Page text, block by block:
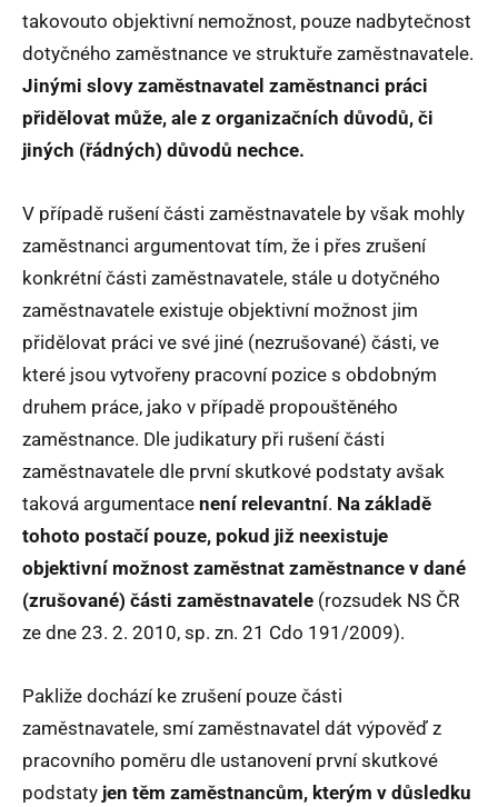
takovouto objektivní nemožnost, pouze nadbytečnost
dotyčného zaměstnance ve struktuře zaměstnavatele.
Jinými slovy zaměstnavatel zaměstnanci práci
přidělovat může, ale z organizačních důvodů, či
jiných (řádných) důvodů nechce.
V případě rušení části zaměstnavatele by však mohly
zaměstnanci argumentovat tím, že i přes zrušení
konkrétní části zaměstnavatele, stále u dotyčného
zaměstnavatele existuje objektivní možnost jim
přidělovat práci ve své jiné (nezrušované) části, ve
které jsou vytvořeny pracovní pozice s obdobným
druhem práce, jako v případě propouštěného
zaměstnance. Dle judikatury při rušení části
zaměstnavatele dle první skutkové podstaty avšak
taková argumentace není relevantní. Na základě
tohoto postačí pouze, pokud již neexistuje
objektivní možnost zaměstnat zaměstnance v dané
(zrušované) části zaměstnavatele (rozsudek NS ČR
ze dne 23. 2. 2010, sp. zn. 21 Cdo 191/2009).
Pakliže dochází ke zrušení pouze části
zaměstnavatele, smí zaměstnavatel dát výpověď z
pracovního poměru dle ustanovení první skutkové
podstaty jen těm zaměstnancům, kterým v důsledku